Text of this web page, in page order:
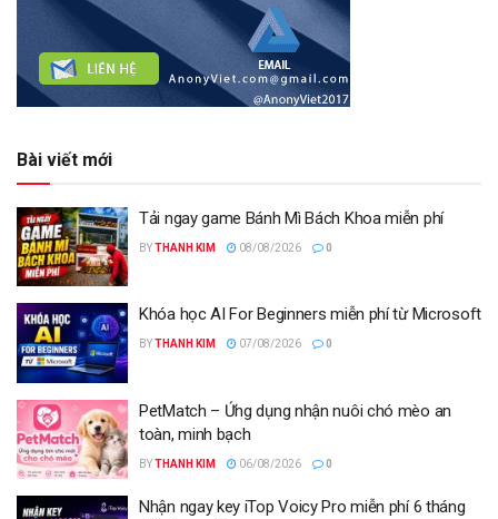
Bài viết mới
Tải ngay game Bánh Mì Bách Khoa miễn phí
BYTHANH KIM 08/08/2026 0
Khóa học AI For Beginners miễn phí từ Microsoft
BYTHANH KIM 07/08/2026 0
PetMatch – Ứng dụng nhận nuôi chó mèo an
toàn, minh bạch
BYTHANH KIM 06/08/2026 0
Nhận ngay key iTop Voicy Pro miễn phí 6 tháng